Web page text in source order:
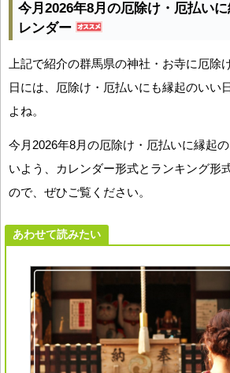
今月2026年8月の厄除け・厄払い
レンダー
上記で紹介の群馬県の神社・お寺に厄除
日には、厄除け・厄払いにも縁起のいい
よね。
今月2026年8月の厄除け・厄払いに縁起
いよう、カレンダー形式とランキング形
ので、ぜひご覧ください。
あわせて読みたい